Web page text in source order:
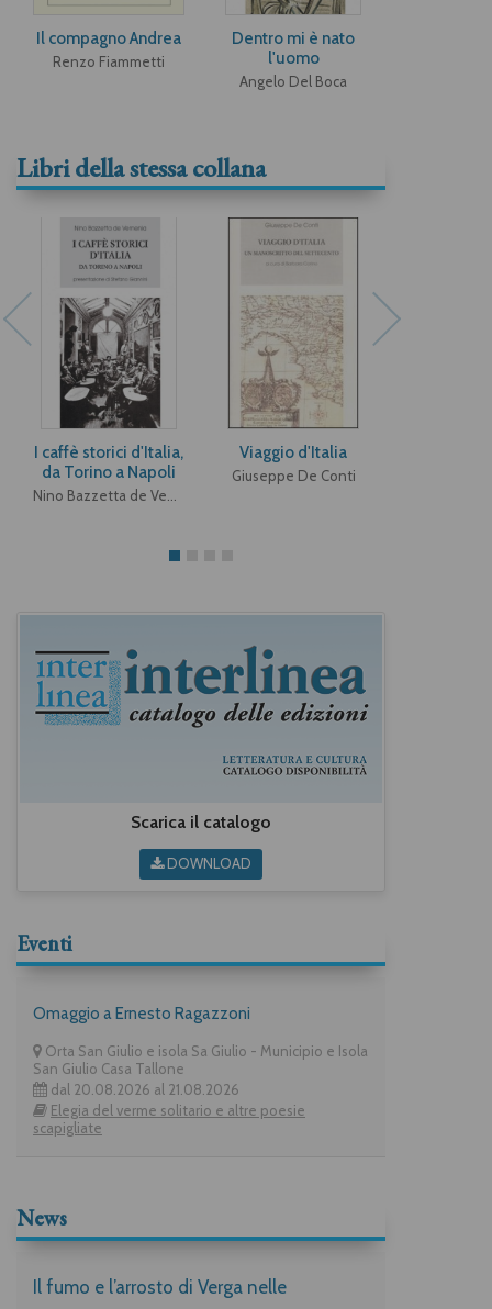
Il compagno Andrea
Renzo Fiammetti
Dentro mi è nato
l'uomo
Angelo Del Boca
Libri della stessa collana
I caffè storici d'Italia,
da Torino a Napoli
Viaggio d'Italia
Giuseppe De Conti
Scarica il catalogo
DOWNLOAD
Eventi
Omaggio a Ernesto Ragazzoni
Orta San Giulio e isola Sa Giulio - Municipio e Isola
San Giulio Casa Tallone
dal 20.08.2026 al 21.08.2026
Elegia del verme solitario e altre poesie
scapigliate
News
Il fumo e l’arrosto di Verga nelle